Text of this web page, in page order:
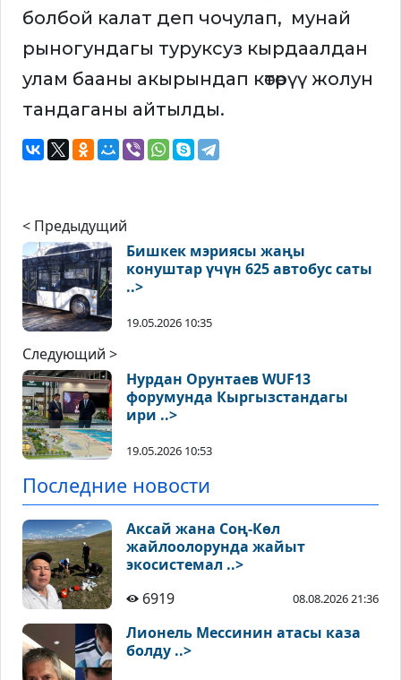
болбой калат деп чочулап, мунай
рыногундагы туруксуз кырдаалдан
улам бааны акырындап көтөрүү жолун
тандаганы айтылды.
< Предыдущий
Бишкек мэриясы жаңы
конуштар үчүн 625 автобус саты
..>
19.05.2026 10:35
Следующий >
Нурдан Орунтаев WUF13
форумунда Кыргызстандагы
ири ..>
19.05.2026 10:53
Последние новости
Аксай жана Соң-Көл
жайлоолорунда жайыт
экосистемал ..>
6919
08.08.2026 21:36
Лионель Мессинин атасы каза
болду ..>